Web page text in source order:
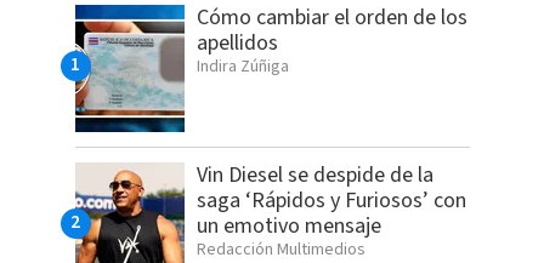
Cómo cambiar el orden de los
apellidos
Indira Zúñiga
Vin Diesel se despide de la
saga ‘Rápidos y Furiosos’ con
un emotivo mensaje
Redacción Multimedios